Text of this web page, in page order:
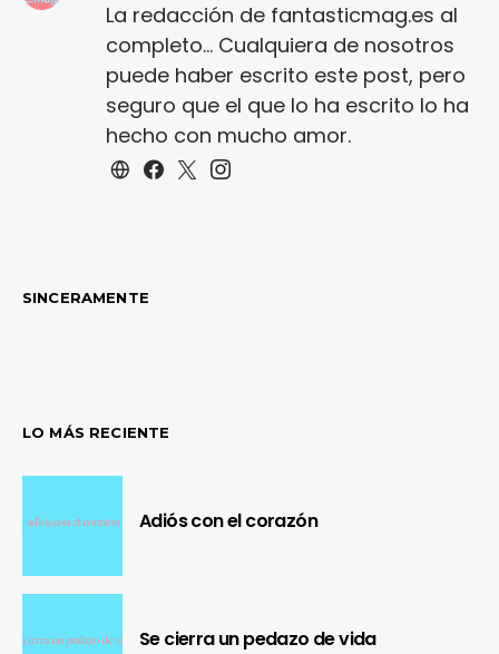
La redacción de fantasticmag.es al
completo... Cualquiera de nosotros
puede haber escrito este post, pero
seguro que el que lo ha escrito lo ha
hecho con mucho amor.
SINCERAMENTE
LO MÁS RECIENTE
Adiós con el corazón
Se cierra un pedazo de vida